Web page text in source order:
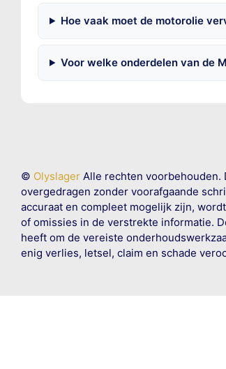
Hoe vaak moet de motorolie
Voor welke onderdelen van de
© OlyslagerAlle rechten voorbehouden.
overgedragen zonder voorafgaande
accuraat en compleet mogelijk zijn,
of omissies in de verstrekte informatie.
heeft om de vereiste
enig verlies, letsel, claim en schade